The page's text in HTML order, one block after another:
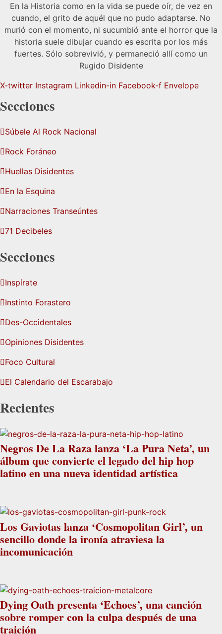
En la Historia como en la vida se puede oír, de vez en
cuando, el grito de aquél que no pudo adaptarse. No
murió con el momento, ni sucumbió ante el horror que la
historia suele dibujar cuando es escrita por los más
fuertes. Sólo sobrevivió, y permaneció allí como un
Rugido Disidente
X-twitter Instagram Linkedin-in Facebook-f Envelope
Secciones
Súbele Al Rock Nacional
Rock Foráneo
Huellas Disidentes
En la Esquina
Narraciones Transeúntes
71 Decibeles
Secciones
Inspírate
Instinto Forastero
Des-Occidentales
Opiniones Disidentes
Foco Cultural
El Calendario del Escarabajo
Recientes
Negros De La Raza lanza ‘La Pura Neta’, un
álbum que convierte el legado del hip hop
latino en una nueva identidad artística
Los Gaviotas lanza ‘Cosmopolitan Girl’, un
sencillo donde la ironía atraviesa la
incomunicación
Dying Oath presenta ‘Echoes’, una canción
sobre romper con la culpa después de una
traición